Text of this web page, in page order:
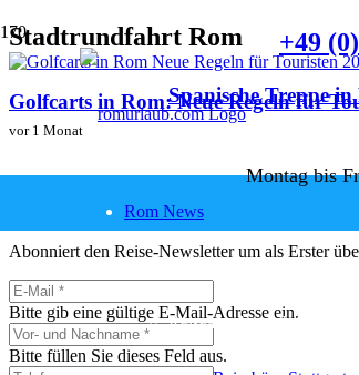
+49
Montag bis
Spanische Treppe
Rom News
Reiseangebote ab Stuttgart
Stadtrundfahrt Rom
Golfcarts in Rom: Neue Regeln für
vor 1 Monat
Newsletter
Abonniert den Reise-Newsletter um als Erster
Bitte gib eine gültige E-Mail-Adresse ein.
Bitte füllen Sie dieses Feld aus.